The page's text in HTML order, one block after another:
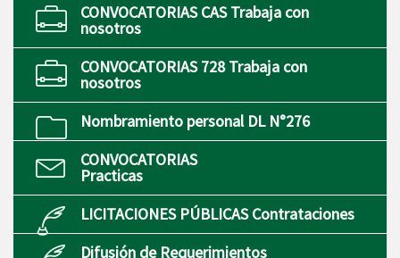
CONVOCATORIAS CAS Trabaja con
nosotros
CONVOCATORIAS 728 Trabaja con
nosotros
Nombramiento personal DL N°276
CONVOCATORIAS
Practicas
LICITACIONES PÚBLICAS Contrataciones
Difusión de Requerimientos